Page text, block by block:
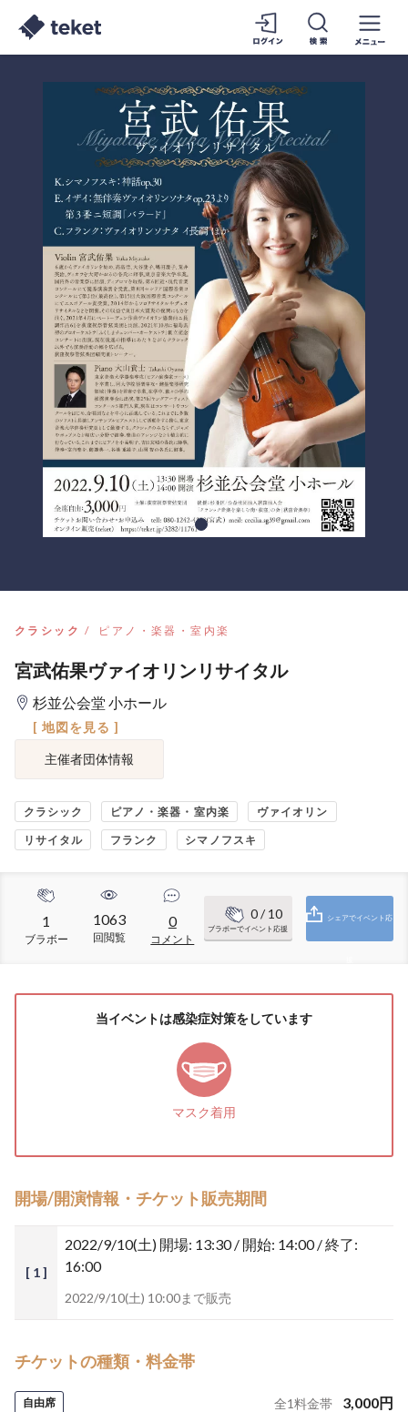
クラシック ピアノ・楽器・室内楽
宮武佑果ヴァイオリンリサイタル
杉並公会堂 小ホール
[ 地図を見る ]
主催者団体情報
クラシック ピアノ・楽器・室内楽 ヴァイオリン
リサイタル フランク シマノフスキ
1
ブラボー
1063
回閲覧
0
コメント
0/ 10
ブラボーでイベント応援
シェアでイベント応
当イベントは感染症対策をしています
マスク着用
開場/開演情報・チケット販売期間
[ 1 ]
2022/9/10(土) 開場: 13:30 / 開始: 14:00 / 終了:
16:00
2022/9/10(土) 10:00まで販売
チケットの種類・料金帯
自由席 全1料金帯 3,000円